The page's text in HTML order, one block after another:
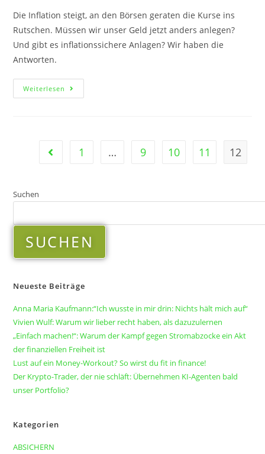
Die Inflation steigt, an den Börsen geraten die Kurse ins
Rutschen. Müssen wir unser Geld jetzt anders anlegen?
Und gibt es inflationssichere Anlagen? Wir haben die
Antworten.
Weiterlesen
1 … 9 10 11 12
Suchen
SUCHEN
Neueste Beiträge
Anna Maria Kaufmann:“Ich wusste in mir drin: Nichts hält mich auf“
Vivien Wulf: Warum wir lieber recht haben, als dazuzulernen
„Einfach machen!“: Warum der Kampf gegen Stromabzocke ein Akt
der finanziellen Freiheit ist
Lust auf ein Money-Workout? So wirst du fit in finance!
Der Krypto-Trader, der nie schläft: Übernehmen KI-Agenten bald
unser Portfolio?
Kategorien
ABSICHERN